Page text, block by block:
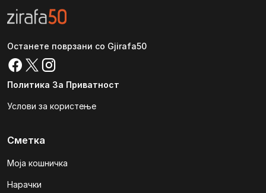
Останете поврзани со Gjirafa50
Политика За Приватност
Услови за користење
Сметка
Моја кошничка
Нарачки